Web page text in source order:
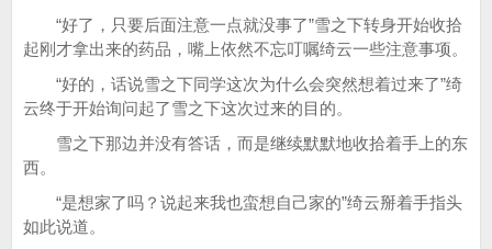
“好了，只要后面注意一点就没事了”雪之下转身开始收拾
起刚才拿出来的药品，嘴上依然不忘叮嘱绮云一些注意事项。
“好的，话说雪之下同学这次为什么会突然想着过来了”绮
云终于开始询问起了雪之下这次过来的目的。
雪之下那边并没有答话，而是继续默默地收拾着手上的东
西。
“是想家了吗？说起来我也蛮想自己家的”绮云掰着手指头
如此说道。